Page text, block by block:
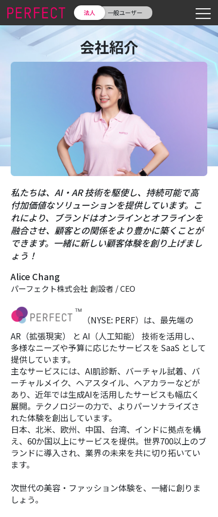
法人 一般ユーザー
会社紹介
（NYSE: PERF）は、最先端の
AR（拡張現実） と AI（人工知能） 技術を活用し、
多様なニーズや予算に応じたサービスを SaaS として
提供しています。
主なサービスには、AI肌診断、バーチャル試着、バ
ーチャルメイク、ヘアスタイル、ヘアカラーなどが
あり、近年では生成AIを活用したサービスも幅広く
展開。テクノロジーの力で、よりパーソナライズさ
れた体験を創出しています。
日本、北米、欧州、中国、台湾、インドに拠点を構
え、60か国以上にサービスを提供。世界700以上のブ
ランドに導入され、業界の未来を共に切り拓いてい
ます。
次世代の美容・ファッション体験を、一緒に創りま
しょう。
私たちは、AI・AR 技術を駆使し、持続可能で高
付加価値なソリューションを提供しています。こ
れにより、ブランドはオンラインとオフラインを
融合させ、顧客との関係をより豊かに築くことが
できます。一緒に新しい顧客体験を創り上げまし
ょう！
Alice Chang
パーフェクト株式会社 創設者 / CEO